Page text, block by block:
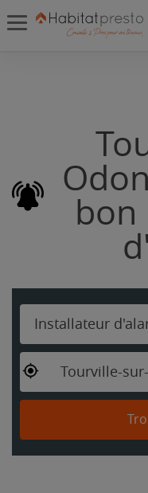
bon
Installateur
Tourville-